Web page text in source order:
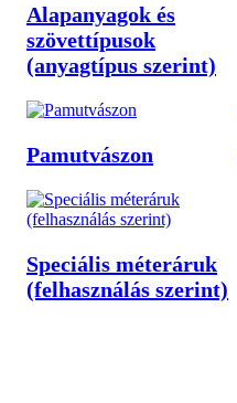
Alapanyagok és
szövettípusok
(anyagtípus szerint)
Pamutvászon
Speciális méteráruk
(felhasználás szerint)